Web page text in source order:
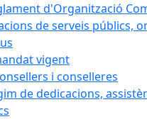
d'Organització
de serveis públics,
vigent
i conselleres
de dedicacions,